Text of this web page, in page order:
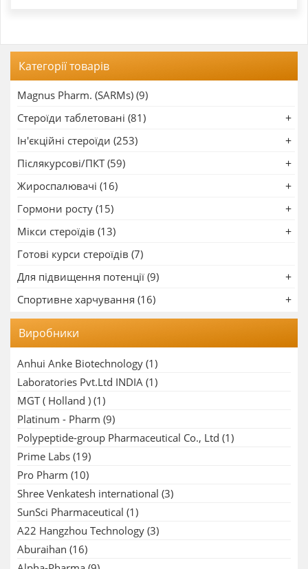
Категорії товарів
Magnus Pharm. (SARMs) (9)
Стероїди таблетовані (81)
Ін'єкційні стероїди (253)
Післякурсові/ПКТ (59)
Жироспалювачі (16)
Гормони росту (15)
Мікси стероїдів (13)
Готові курси стероїдів (7)
Для підвищення потенції (9)
Спортивне харчування (16)
Виробники
Anhui Anke Biotechnology (1)
Laboratories Pvt.Ltd INDIA (1)
MGT ( Holland ) (1)
Platinum - Pharm (9)
Polypeptide-group Pharmaceutical Co., Ltd (1)
Prime Labs (19)
Pro Pharm (10)
Shree Venkatesh international (3)
SunSci Pharmaceutical (1)
A22 Hangzhou Technology (3)
Aburaihan (16)